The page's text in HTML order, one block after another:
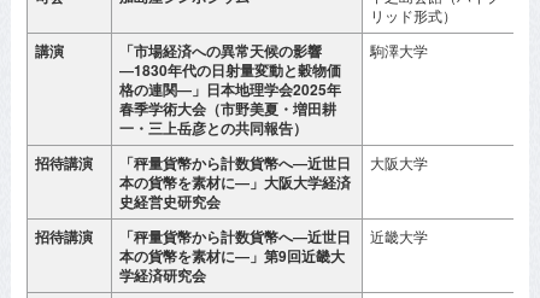
リッド形式）
講演
「市場経済への異常天候の影響
―1830年代の日射量変動と穀物価
格の連関―」日本地理学会2025年
春季学術大会（市野美夏・増田耕
一・三上岳彦との共同報告）
駒澤大学
招待講演
「秤量貨幣から計数貨幣へ―近世日
本の貨幣を素材に―」大阪大学経済
史経営史研究会
大阪大学
招待講演
「秤量貨幣から計数貨幣へ―近世日
本の貨幣を素材に―」第9回近畿大
学経済研究会
近畿大学